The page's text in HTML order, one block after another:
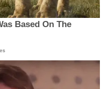
Based On The